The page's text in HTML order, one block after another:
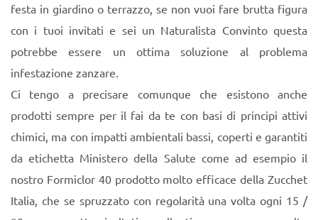
festa in giardino o terrazzo, se non vuoi fare brutta figura
con i tuoi invitati e sei un Naturalista Convinto questa
potrebbe essere un ottima soluzione al problema
infestazione zanzare.
Ci tengo a precisare comunque che esistono anche
prodotti sempre per il fai da te con basi di principi attivi
chimici, ma con impatti ambientali bassi, coperti e garantiti
da etichetta Ministero della Salute come ad esempio il
nostro Formiclor 40 prodotto molto efficace della Zucchet
Italia, che se spruzzato con regolarità una volta ogni 15 /